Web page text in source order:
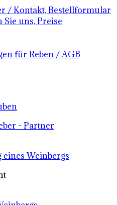
/ Kontakt, Bestellformular
Sie uns, Preise
für Reben / AGB
- Partner
Weinbergs